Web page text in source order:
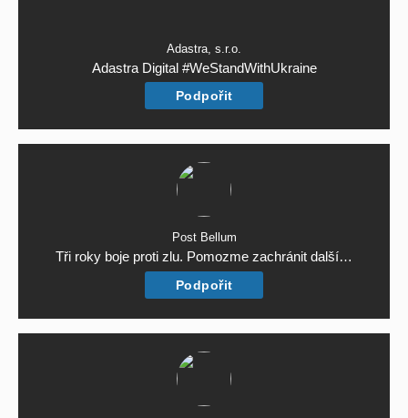
Adastra, s.r.o.
Adastra Digital #WeStandWithUkraine
Podpořit
Post Bellum
Tři roky boje proti zlu. Pomozme zachránit další…
Podpořit